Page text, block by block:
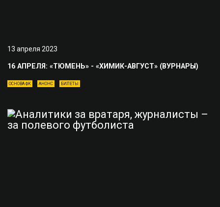
13 апреля 2023
16 АПРЕЛЯ: «ТЮМЕНЬ» - «ХИМИК-АВГУСТ» (ВУРНАРЫ)
ОСНОВА ФК АНОНС БИЛЕТЫ